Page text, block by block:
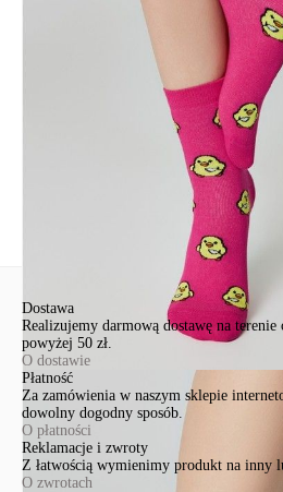
EuroTrade Tex Sp z o.o.
91-341, Łódź, Polska
Ten produkt nie ma pytań Możesz zadać
Dostawa
Realizujemy darmową dostawę na terenie
powyżej 50 zł.
O dostawie
Płatność
Za zamówienia w naszym sklepie
dowolny dogodny sposób.
O płatności
Reklamacje i zwroty
Z łatwością wymienimy produkt na inny
O zwrotach